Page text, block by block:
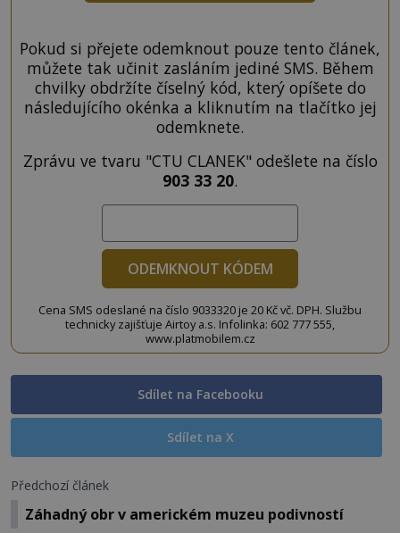
Pokud si přejete odemknout pouze tento článek,
můžete tak učinit zasláním jediné SMS. Během
chvilky obdržíte číselný kód, který opíšete do
následujícího okénka a kliknutím na tlačítko jej
odemknete.
Zprávu ve tvaru "CTU CLANEK" odešlete na číslo
903 33 20.
ODEMKNOUT KÓDEM
Cena SMS odeslané na číslo 9033320 je 20 Kč vč. DPH. Službu
technicky zajišťuje Airtoy a.s. Infolinka: 602 777 555,
www.platmobilem.cz
Sdílet na Facebooku
Sdílet na X
Předchozí článek
Záhadný obr v americkém muzeu podivností